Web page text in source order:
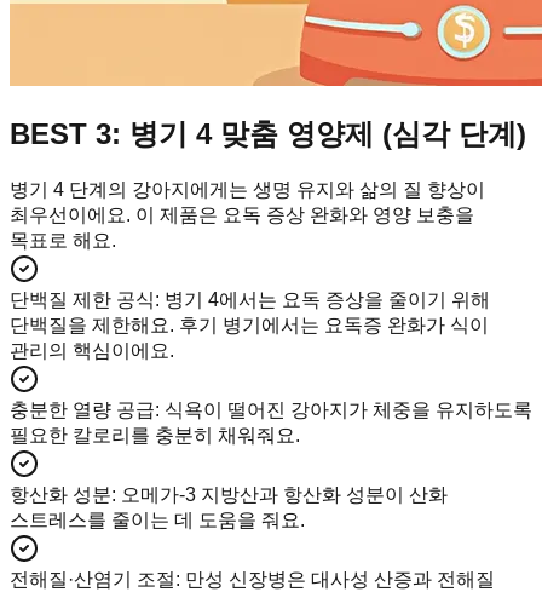
BEST 3: 병기 4 맞춤 영양제 (심각 단계)
병기 4 단계의 강아지에게는 생명 유지와 삶의 질 향상이
최우선이에요. 이 제품은 요독 증상 완화와 영양 보충을
목표로 해요.
단백질 제한 공식: 병기 4에서는 요독 증상을 줄이기 위해
단백질을 제한해요. 후기 병기에서는 요독증 완화가 식이
관리의 핵심이에요.
충분한 열량 공급: 식욕이 떨어진 강아지가 체중을 유지하도록
필요한 칼로리를 충분히 채워줘요.
항산화 성분: 오메가-3 지방산과 항산화 성분이 산화
스트레스를 줄이는 데 도움을 줘요.
전해질·산염기 조절: 만성 신장병은 대사성 산증과 전해질